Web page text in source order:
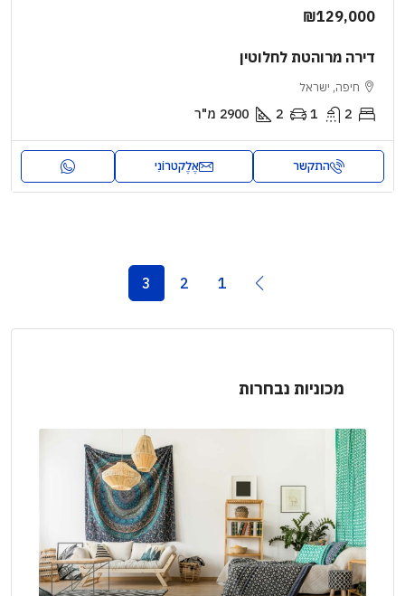
₪129,000
דירה מרוהטת לחלוטין
חיפה, ישראל
2
1
2
2900 מ"ר
התקשר אֶלֶקטרוֹנִי
1
2
3
מכוניות נבחרות